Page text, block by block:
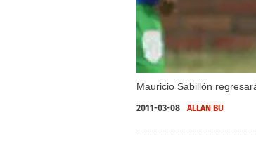
Mauricio Sabillón
2011-03-08 ALLAN BU